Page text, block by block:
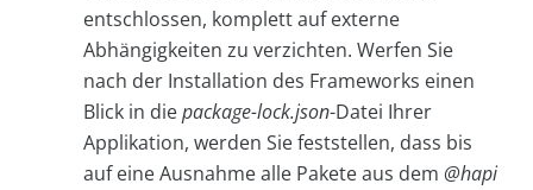
entschlossen, komplett auf externe
Abhängigkeiten zu verzichten. Werfen Sie
nach der Installation des Frameworks einen
Blick in diepackage-lock.json-Datei Ihrer
Applikation, werden Sie feststellen, dass bis
auf eine Ausnahme alle Pakete aus dem @hapi